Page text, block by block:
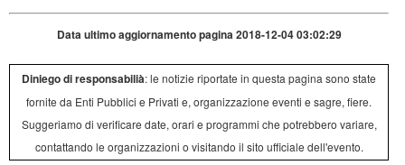
Data ultimo aggiornamento pagina 2018-12-04 03:02:29
Diniego di responsabilià: le notizie riportate in questa pagina sono state
fornite da Enti Pubblici e Privati e, organizzazione eventi e sagre, fiere.
Suggeriamo di verificare date, orari e programmi che potrebbero variare,
contattando le organizzazioni o visitando il sito ufficiale dell'evento.